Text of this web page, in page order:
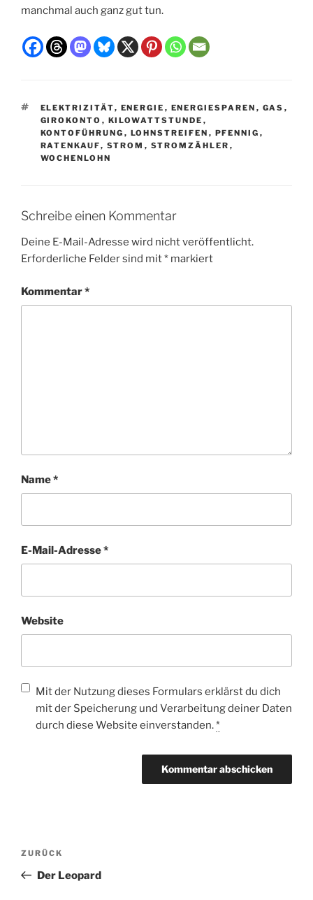
manchmal auch ganz gut tun.
SCHLAGWÖRTER
ELEKTRIZITÄT, ENERGIE , ENERGIESPAREN , GAS ,
GIROKONTO , KILOWATTSTUNDE ,
KONTOFÜHRUNG , LOHNSTREIFEN , PFENNIG ,
RATENKAUF, STROM , STROMZÄHLER ,
WOCHENLOHN
Schreibe einen Kommentar
Deine E-Mail-Adresse wird nicht veröffentlicht.
Erforderliche Felder sind mit* markiert
Kommentar*
Name*
E-Mail-Adresse*
Website
Mit der Nutzung dieses Formulars erklärst du dich
mit der Speicherung und Verarbeitung deiner Daten
durch diese Website einverstanden.*
Beitragsnavigation
Vorheriger
Beitrag
ZURÜCK
Der Leopard